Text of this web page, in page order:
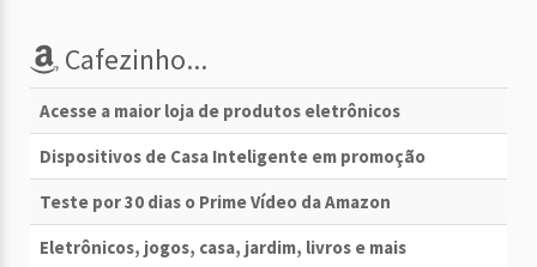
Cafezinho...
Acesse a maior loja de produtos eletrônicos
Dispositivos de Casa Inteligente em promoção
Teste por 30 dias o Prime Vídeo da Amazon
Eletrônicos, jogos, casa, jardim, livros e mais